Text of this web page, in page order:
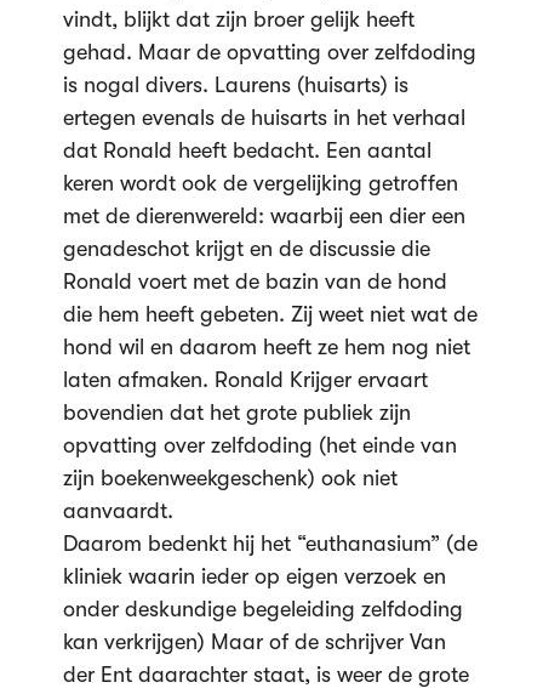
vindt, blijkt dat zijn broer gelijk heeft
gehad. Maar de opvatting over zelfdoding
is nogal divers. Laurens (huisarts) is
ertegen evenals de huisarts in het verhaal
dat Ronald heeft bedacht. Een aantal
keren wordt ook de vergelijking getroffen
met de dierenwereld: waarbij een dier een
genadeschot krijgt en de discussie die
Ronald voert met de bazin van de hond
die hem heeft gebeten. Zij weet niet wat de
hond wil en daarom heeft ze hem nog niet
laten afmaken. Ronald Krijger ervaart
bovendien dat het grote publiek zijn
opvatting over zelfdoding (het einde van
zijn boekenweekgeschenk) ook niet
aanvaardt.
Daarom bedenkt hij het “euthanasium” (de
kliniek waarin ieder op eigen verzoek en
onder deskundige begeleiding zelfdoding
kan verkrijgen) Maar of de schrijver Van
der Ent daarachter staat, is weer de grote